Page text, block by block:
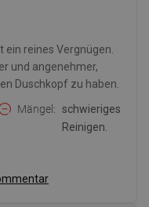
ein reines Vergnügen.
und angenehmer,
Duschkopf zu haben.
Mängel
schwieriges
Reinigen.